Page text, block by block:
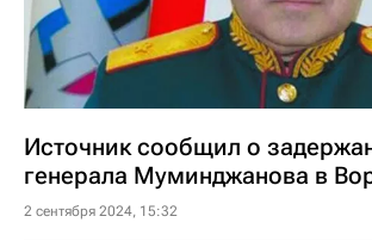
Источник сообщил о
генерала Муминджанова в
2 сентября 2024, 15:32